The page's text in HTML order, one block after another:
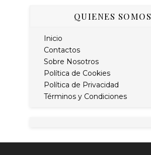
QUIENES SOMOS
Inicio
Contactos
Sobre Nosotros
Política de Cookies
Política de Privacidad
Términos y Condiciones